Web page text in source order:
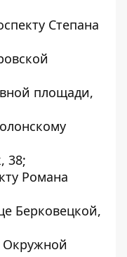
Степана
площади,
38;
Романа
Берковецкой,
Окружной